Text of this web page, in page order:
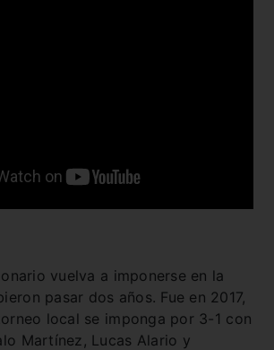
vuelva a imponerse en la
pasar dos años. Fue en 2017,
local se imponga por 3-1 con
Martínez, Lucas Alario y